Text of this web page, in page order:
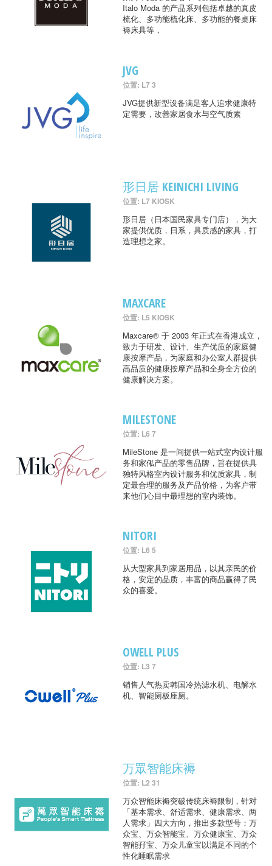
Italo Moda 的产品系列包括卓越的真皮
梳化、多功能梳化床、多功能的餐桌床
褥床具等，
JVG
位置: L7 3
JVG提供新型设备满足客人追求健康特
定需要，改善家居食水与空气质素
形日居 KEINICHI LIVING
位置: L7 KIOSK
形日居（日本国民家具专门店），为大
家提供优质，日系，具质感的家具，打
造理想之家。
MAXCARE
位置: L5 KIOSK
Maxcare® 于 2003 年正式在香港成立，
致力于研发、设计、生产优质的家庭健
康按摩产品，为家庭和办公室人群提供
高品质的健康按摩产品和全身全方位的
健康解决方案。
MILESTONE
位置: L6 7
MileStone 是一间提供一站式室内设计服
务和家俬产品的零售品牌，旨在提供具
独特风格室内设计服务和优质家具，制
定最合理的服务及产品价格，为客户带
来他们心目中最理想的室内装饰。
NITORI
位置: L6 5
从大型家具到家居用品，以其亲民的价
格，安定的品质，丰富的商品赢得了民
众的喜爱。
OWELL PLUS
位置: L3 7
销售人气热卖韩国冷热滤水机、电解水
机、智能厕板座厕。
万眾智能床褥
位置: L2 31
万众智能床褥突破传统床褥限制，针对
「基本需求、舒适需求、健康需求、两
人需求」四大方向，推出多款型号：万
众宝、万众智能宝、万众健康宝、万众
智能孖宝、万众儿童宝以满足不同的个
性化睡眠需求